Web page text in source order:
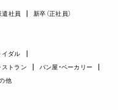
遣社員 新卒（正社員）
イダル
ストラン
パン屋・ベーカリー
他